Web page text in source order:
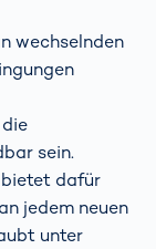
wechselnden
sein.
dafür
jedem neuen
unter